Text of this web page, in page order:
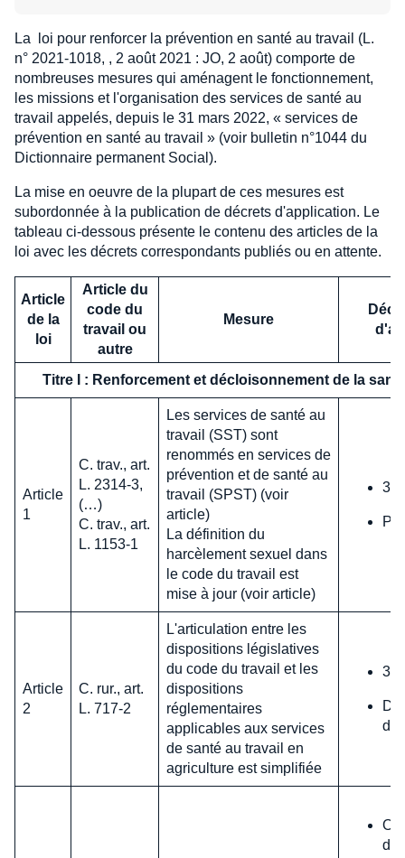
La loi pour renforcer la prévention en santé au travail (L.
n° 2021-1018, , 2 août 2021 : JO, 2 août) comporte de
nombreuses mesures qui aménagent le fonctionnement,
les missions et l'organisation des services de santé au
travail appelés, depuis le 31 mars 2022, « services de
prévention en santé au travail » (voir bulletin n°1044 du
Dictionnaire permanent Social).
La mise en oeuvre de la plupart de ces mesures est
subordonnée à la publication de décrets d'application. Le
tableau ci-dessous présente le contenu des articles de la
loi avec les décrets correspondants publiés ou en attente.
Article
de la
loi
Article du
code du
travail ou
autre
Mesure
Titre I : Renforcement et décloisonnement de la
Article
1
C. trav., art.
L. 2314-3,
(…)
C. trav., art.
L. 1153-1
Les services de santé au
travail (SST) sont
renommés en services de
prévention et de santé au
travail (SPST) (voir
article)
La définition du
harcèlement sexuel dans
le code du travail est
mise à jour (voir article)
31
Article
2
C. rur., art.
L. 717-2
L'articulation entre les
dispositions législatives
du code du travail et les
dispositions
réglementaires
applicables aux services
de santé au travail en
agriculture est simplifiée
31
de